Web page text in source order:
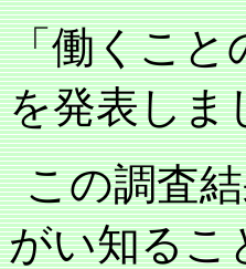
「働くこと
を発表しま
この調査
がい知るこ